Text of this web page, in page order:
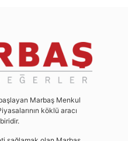
Marbaş Menkul
köklü aracı